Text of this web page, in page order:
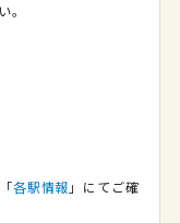
。
各駅情報 」にてご確